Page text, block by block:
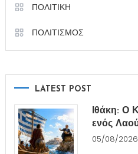
ΠΟΛΙΤΙΚΗ
ΠΟΛΙΤΙΣΜΟΣ
LATEST POST
Ιθάκη: Ο
ενός
05/08/2026